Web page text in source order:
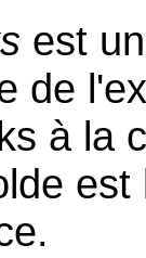
est
de
à la